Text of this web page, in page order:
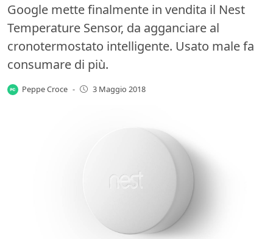
Google mette finalmente in vendita il Nest
Temperature Sensor, da agganciare al
cronotermostato intelligente. Usato male fa
consumare di più.
Peppe Croce - 3 Maggio 2018